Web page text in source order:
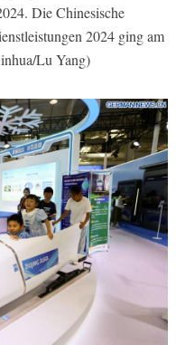
Die Chinesische
2024 ging am
Lu Yang)